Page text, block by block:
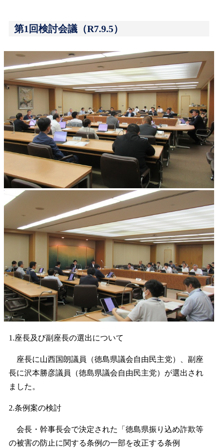
第1回検討会議（R7.9.5）
1.座長及び副座長の選出について
座長に山西国朗議員（徳島県議会自由民主党）、副座
長に沢本勝彦議員（徳島県議会自由民主党）が選出され
ました。
2.条例案の検討
会長・幹事長会で決定された「徳島県振り込め詐欺等
の被害の防止に関する条例の一部を改正する条例